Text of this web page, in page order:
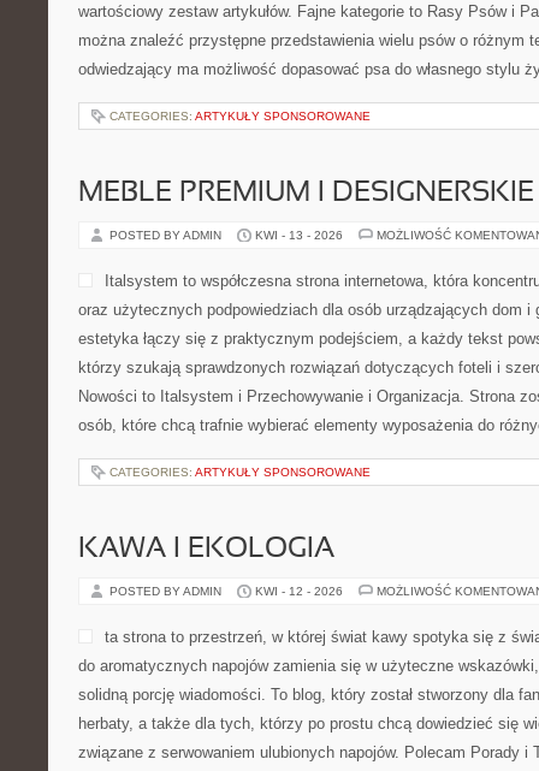
wartościowy zestaw artykułów. Fajne kategorie to Rasy Psów i
można znaleźć przystępne przedstawienia wielu psów o różnym
odwiedzający ma możliwość dopasować psa do własnego stylu
CATEGORIES: ARTYKUŁY SPONSOROWANE
MEBLE PREMIUM I DESIGNERSKIE
POSTED BY ADMIN KWI - 13 - 2026 MOŻLIWOŚĆ
Italsystem to współczesna strona internetowa, która
oraz użytecznych podpowiedziach dla osób urządzających dom i
estetyka łączy się z praktycznym podejściem, a każdy tekst
którzy szukają sprawdzonych rozwiązań dotyczących foteli i
Nowości to Italsystem i Przechowywanie i Organizacja. Strona
osób, które chcą trafnie wybierać elementy wyposażenia do
CATEGORIES: ARTYKUŁY SPONSOROWANE
KAWA I EKOLOGIA
POSTED BY ADMIN KWI - 12 - 2026 MOŻLIWOŚĆ
ta strona to przestrzeń, w której świat kawy spotyka się z
do aromatycznych napojów zamienia się w użyteczne
solidną porcję wiadomości. To blog, który został stworzony dla
herbaty, a także dla tych, którzy po prostu chcą dowiedzieć się
związane z serwowaniem ulubionych napojów. Polecam Porady i